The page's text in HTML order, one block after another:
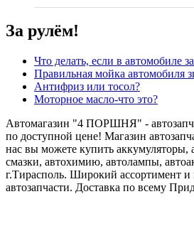
За рулём!
Что делать, если в автомобиле
Правильная мойка автомобиля
Антифриз или тосол?
Моторное масло-что это?
Автомагазин "4 ПОРШНЯ" -
по доступной цене! Магазин
нас вы можете купить аккумуляторы,
смазки, автохимию, автолампы,
г.Тирасполь. Широкий ассортимент и
автозапчасти. Доставка по всему